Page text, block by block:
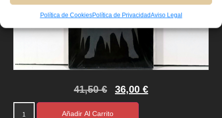
Política de CookiesPolítica de PrivacidadAviso Legal
41,50€ 36,00 €
Añadir Al Carrito